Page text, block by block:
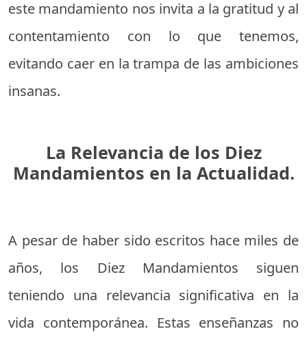
este mandamiento nos invita a la gratitud y al
contentamiento con lo que tenemos,
evitando caer en la trampa de las ambiciones
insanas.
La Relevancia de los Diez
Mandamientos en la Actualidad.
A pesar de haber sido escritos hace miles de
años, los Diez Mandamientos siguen
teniendo una relevancia significativa en la
vida contemporánea. Estas enseñanzas no